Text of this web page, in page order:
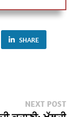
SHARE
NEXT POST